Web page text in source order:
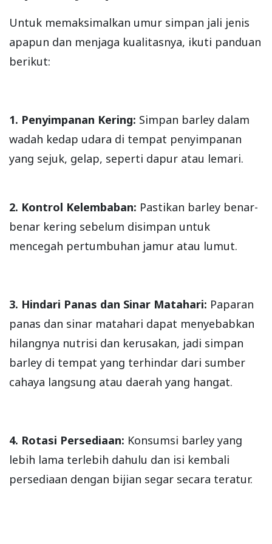
Untuk memaksimalkan umur simpan jali jenis
apapun dan menjaga kualitasnya, ikuti panduan
berikut:
1. Penyimpanan Kering: Simpan barley dalam
wadah kedap udara di tempat penyimpanan
yang sejuk, gelap, seperti dapur atau lemari.
2. Kontrol Kelembaban: Pastikan barley benar-
benar kering sebelum disimpan untuk
mencegah pertumbuhan jamur atau lumut.
3. Hindari Panas dan Sinar Matahari: Paparan
panas dan sinar matahari dapat menyebabkan
hilangnya nutrisi dan kerusakan, jadi simpan
barley di tempat yang terhindar dari sumber
cahaya langsung atau daerah yang hangat.
4. Rotasi Persediaan: Konsumsi barley yang
lebih lama terlebih dahulu dan isi kembali
persediaan dengan bijian segar secara teratur.